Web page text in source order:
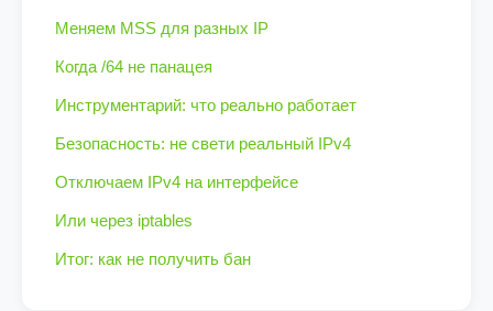
Меняем MSS для разных IP
Когда /64 не панацея
Инструментарий: что реально работает
Безопасность: не свети реальный IPv4
Отключаем IPv4 на интерфейсе
Или через iptables
Итог: как не получить бан